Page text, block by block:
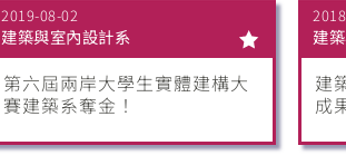
2019-08-02
建築與室內設計系
第六屆兩岸大學生實體建構大
賽建築系奪金！
建
建
成